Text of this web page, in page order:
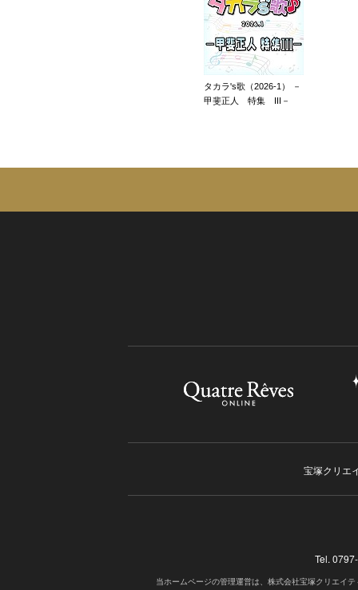
タカラ's歌（2026-1） －
甲斐正人 特集 III－
宝塚クリエ
Tel.
当ホームページの管理運営は、株式会社宝塚クリエイ